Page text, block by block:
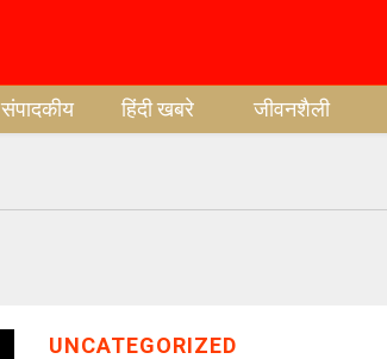
संपादकीय हिंदी खबरे जीवनशैली
UNCATEGORIZED